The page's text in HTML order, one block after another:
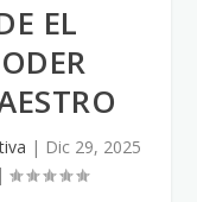
EL
| Dic 29, 2025